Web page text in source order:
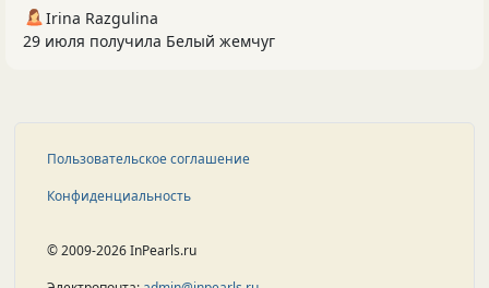
Irina Razgulina
29 июля получила Белый жемчуг
Пользовательское соглашение
Конфиденциальность
© 2009-2026 InPearls.ru